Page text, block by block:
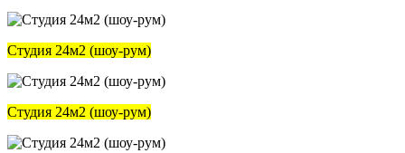
Студия 24м2 (шоу-рум)
Студия 24м2 (шоу-рум)